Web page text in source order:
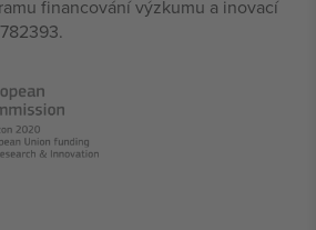
financování výzkumu a inovací